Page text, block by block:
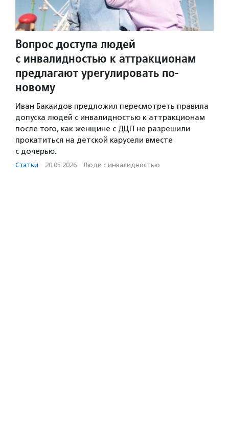
Вопрос доступа людей
с инвалидностью к аттракционам
предлагают урегулировать по-
новому
Иван Бакаидов предложил пересмотреть правила
допуска людей с инвалидностью к аттракционам
после того, как женщине с ДЦП не разрешили
прокатиться на детской карусели вместе
с дочерью.
Статьи · 20.05.2026 · Люди с инвалидностью